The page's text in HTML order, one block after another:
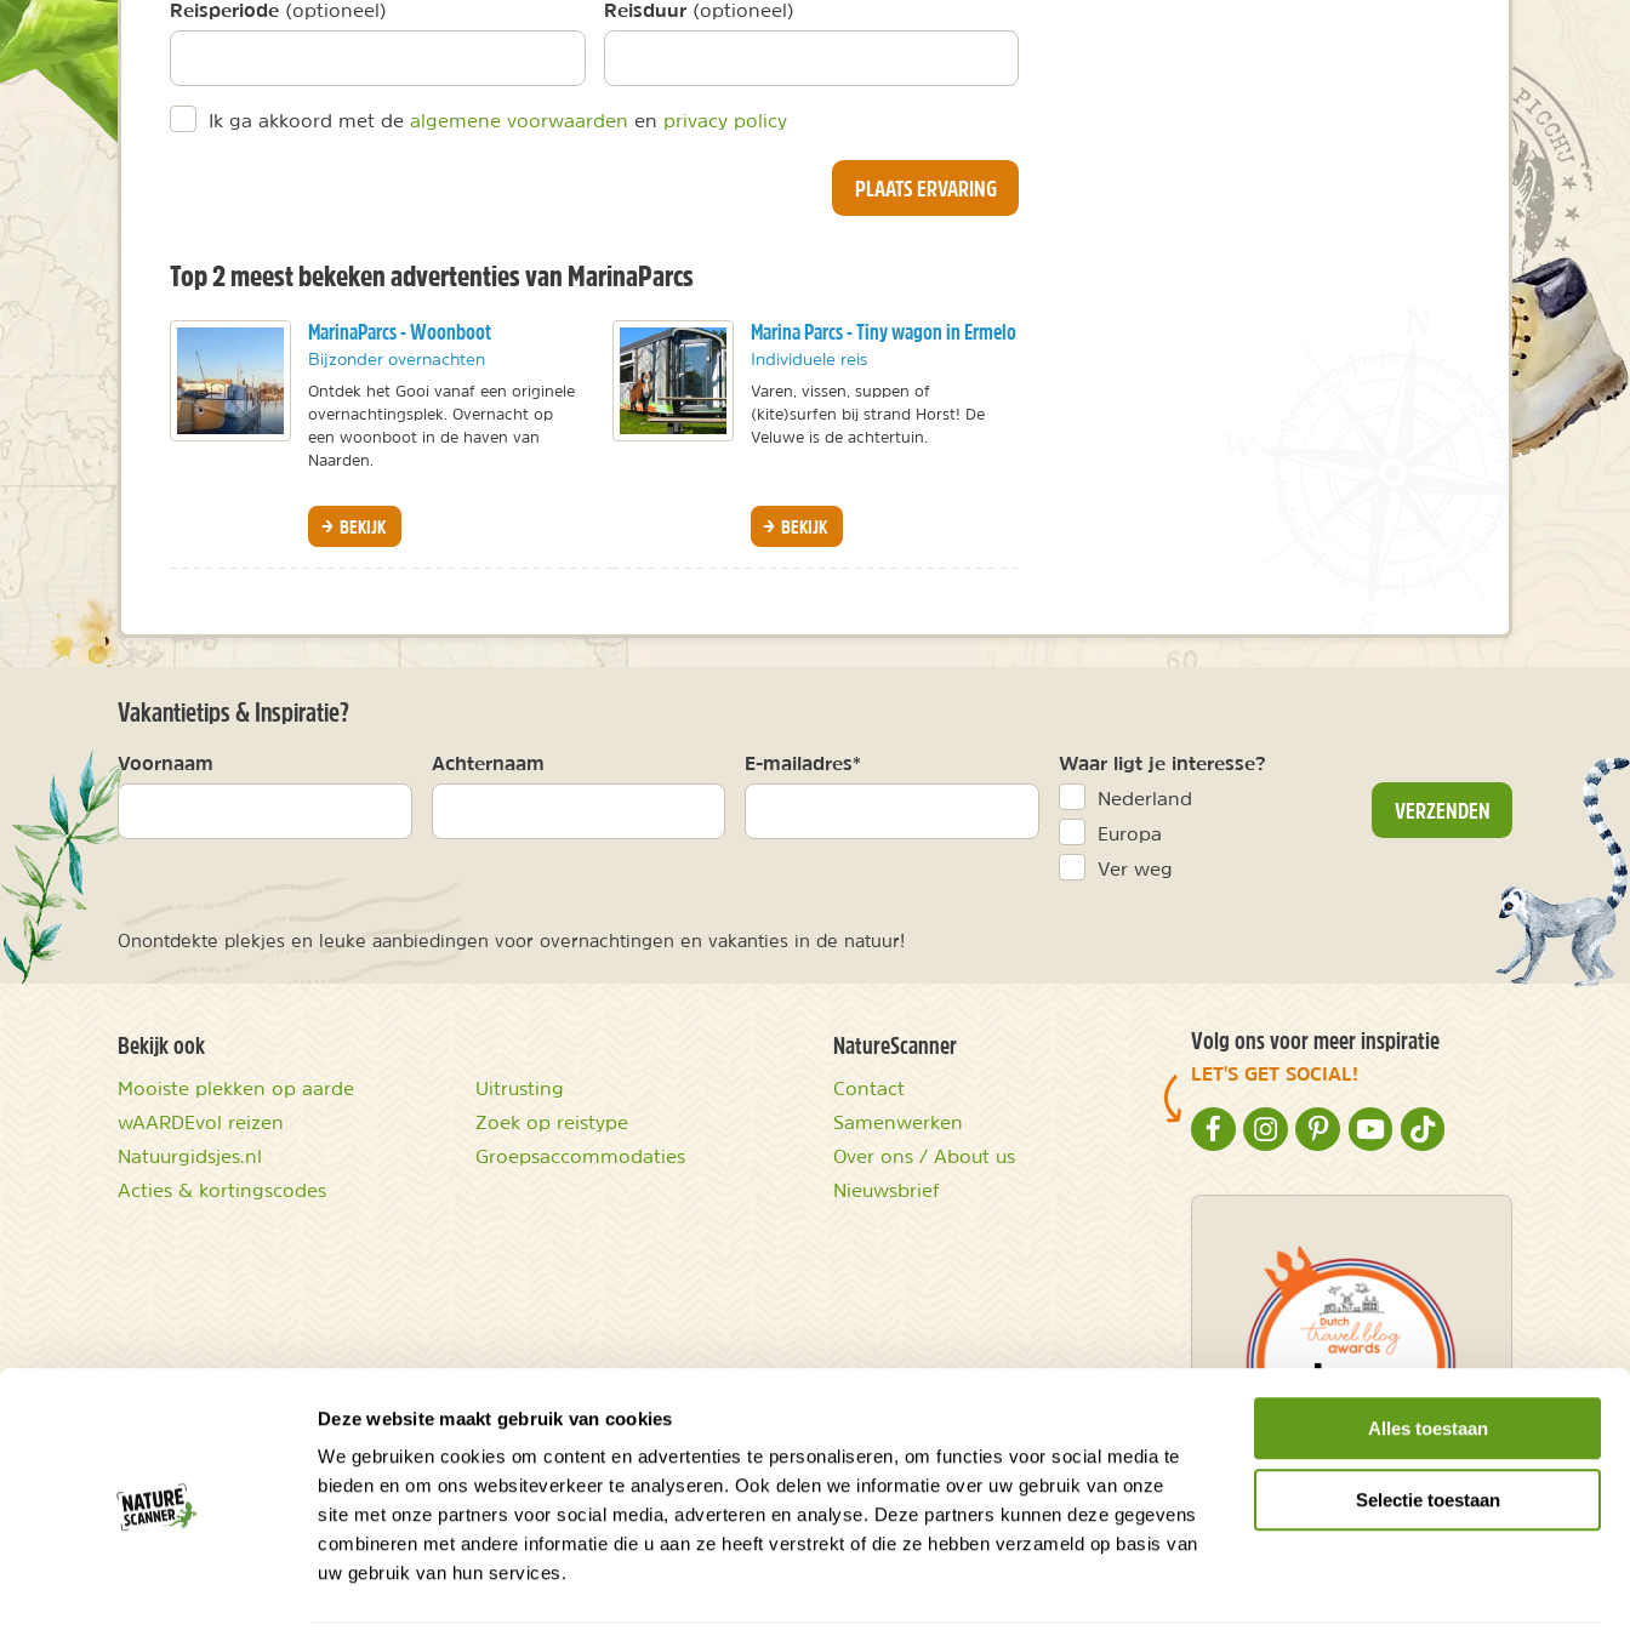
Deze website maakt gebruik van cookies
We gebruiken cookies om content en advertenties te personaliseren, om functies voor social media te
bieden en om ons websiteverkeer te analyseren. Ook delen we informatie over uw gebruik van onze
site met onze partners voor social media, adverteren en analyse. Deze partners kunnen deze gegevens
combineren met andere informatie die u aan ze heeft verstrekt of die ze hebben verzameld op basis van
uw gebruik van hun services.
Alles toestaan
Selectie toestaan
Reisperiode (optioneel) Reisduur (optioneel)
Ik ga akkoord met de algemene voorwaarden en privacy policy
PLAATS ERVARING
Top 2 meest bekeken advertenties van MarinaParcs
MarinaParcs - Woonboot
Bijzonder overnachten
Ontdek het Gooi vanaf een originele
overnachtingsplek. Overnacht op
een woonboot in de haven van
Naarden.
BEKIJK
Marina Parcs - Tiny wagon in Ermelo
Individuele reis
Varen, vissen, suppen of
(kite)surfen bij strand Horst! De
Veluwe is de achtertuin.
BEKIJK
Vakantietips & Inspiratie?
Voornaam Achternaam E-mailadres* Waar ligt je interesse?
Nederland
Europa
Ver weg
VERZENDEN
Onontdekte plekjes en leuke aanbiedingen voor overnachtingen en vakanties in de natuur!
Bekijk ook
Mooiste plekken op aarde
wAARDEvol reizen
Natuurgidsjes.nl
Acties & kortingscodes
Uitrusting
Zoek op reistype
Groepsaccommodaties
NatureScanner
Contact
Samenwerken
Over ons / About us
Nieuwsbrief
Volg ons voor meer inspiratie
LET'S GET SOCIAL!
NATURESCANNER OP FACEBOOK
NATURESCANNER OP INSTAGRAM
NATURESCANNER OP PINTEREST
NATURESCANNER OP YOUTUBE
NATURESCANNER OP